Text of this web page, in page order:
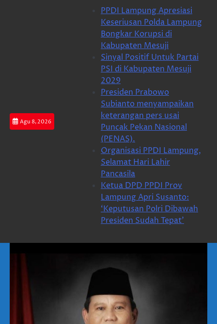
Agu 8, 2026
PPDI Lampung Apresiasi
Keseriusan Polda Lampung
Bongkar Korupsi di
Kabupaten Mesuji
Sinyal Positif Untuk Partai
PSI di Kabupaten Mesuji
2029
Presiden Prabowo
Subianto menyampaikan
keterangan pers usai
Puncak Pekan Nasional
(PENAS).
Organisasi PPDI Lampung,
Selamat Hari Lahir
Pancasila
Ketua DPD PPDI Prov
Lampung Apri Susanto:
‘Keputusan Polri Dibawah
Presiden Sudah Tepat’